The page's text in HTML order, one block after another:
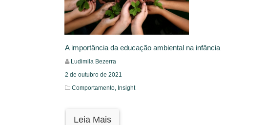
A importância da educação ambiental na infância
Ludimila Bezerra
2 de outubro de 2021
Comportamento, Insight
Leia Mais